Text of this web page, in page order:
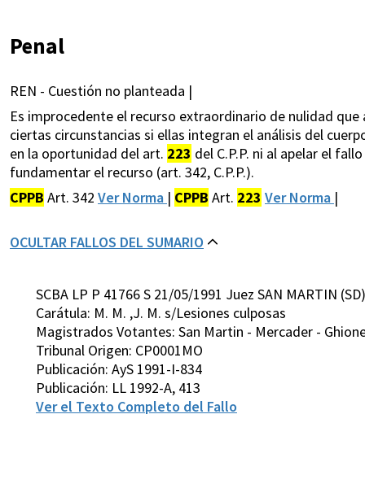
Penal
REN - Cuestión no planteada |
Es improcedente el recurso extraordinario de nulidad
ciertas circunstancias si ellas integran el análisis del
en la oportunidad del art. 223 del C.P.P. ni al apelar el
fundamentar el recurso (art. 342, C.P.P.).
CPPB Art. 342 Ver Norma | CPPB Art. 223 Ver Norma |
OCULTAR FALLOS DEL SUMARIO
SCBA LP P 41766 S 21/05/1991 Juez SAN MARTIN (SD)
Carátula: M. M. ,J. M. s/Lesiones culposas
Magistrados Votantes: San Martin - Mercader -
Tribunal Origen: CP0001MO
Publicación: AyS 1991-I-834
Publicación: LL 1992-A, 413
Ver el Texto Completo del Fallo